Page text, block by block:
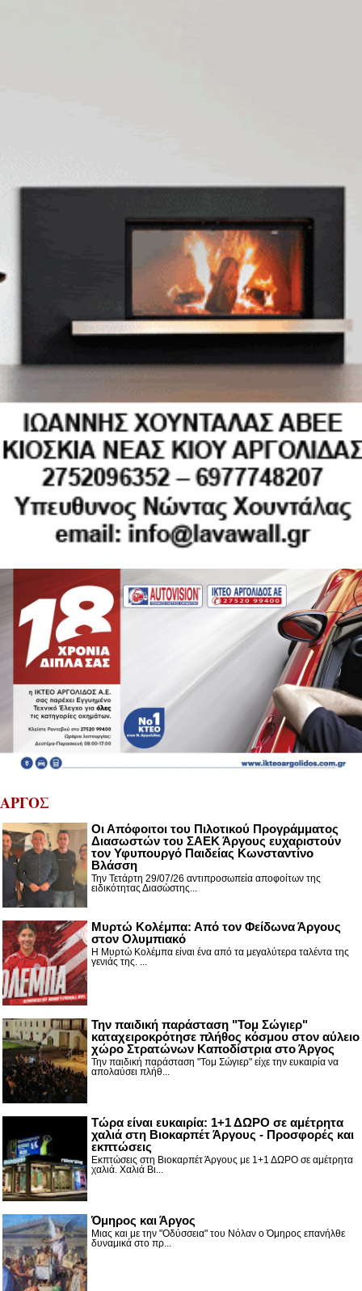
ΑΡΓΟΣ
Οι Απόφοιτοι του Πιλοτικού Προγράμματος
Διασωστών του ΣΑΕΚ Άργους ευχαριστούν
τον Υφυπουργό Παιδείας Κωνσταντίνο
Βλάσση
Την Τετάρτη 29/07/26 αντιπροσωπεία αποφοίτων της
ειδικότητας Διασώστης...
Μυρτώ Κολέμπα: Από τον Φείδωνα Άργους
στον Ολυμπιακό
Η Μυρτώ Κολέμπα είναι ένα από τα μεγαλύτερα ταλέντα της
γενιάς της. ...
Την παιδική παράσταση "Τομ Σώγιερ"
καταχειροκρότησε πλήθος κόσμου στον αύλειο
χώρο Στρατώνων Καποδίστρια στο Άργος
Την παιδική παράσταση "Τομ Σώγιερ" είχε την ευκαιρία να
απολαύσει πλήθ...
Τώρα είναι ευκαιρία: 1+1 ΔΩΡΟ σε αμέτρητα
χαλιά στη Βιοκαρπέτ Άργους - Προσφορές και
εκπτώσεις
Εκπτώσεις στη Βιοκαρπέτ Άργους με 1+1 ΔΩΡΟ σε αμέτρητα
χαλιά. Χαλιά Βι...
Όμηρος και Άργος
Μιας και με την "Οδύσσεια" του Νόλαν ο Όμηρος επανήλθε
δυναμικά στο πρ...